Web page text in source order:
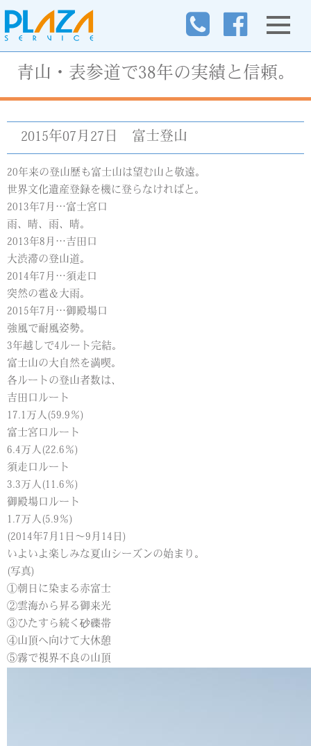
青山・表参道で38年の実績と信頼。
2015年07月27日 富士登山
20年来の登山歴も富士山は望む山と敬遠。
世界文化遺産登録を機に登らなければと。
2013年7月…富士宮口
雨、晴、雨、晴。
2013年8月…吉田口
大渋滞の登山道。
2014年7月…須走口
突然の雹＆大雨。
2015年7月…御殿場口
強風で耐風姿勢。
3年越しで4ルート完結。
富士山の大自然を満喫。
各ルートの登山者数は、
吉田口ルート
17.1万人(59.9％)
富士宮口ルート
6.4万人(22.6％)
須走口ルート
3.3万人(11.6％)
御殿場口ルート
1.7万人(5.9％)
(2014年7月1日～9月14日)
いよいよ楽しみな夏山シーズンの始まり。
(写真)
①朝日に染まる赤富士
②雲海から昇る御来光
③ひたすら続く砂礫帯
④山頂へ向けて大休憩
⑤霧で視界不良の山頂